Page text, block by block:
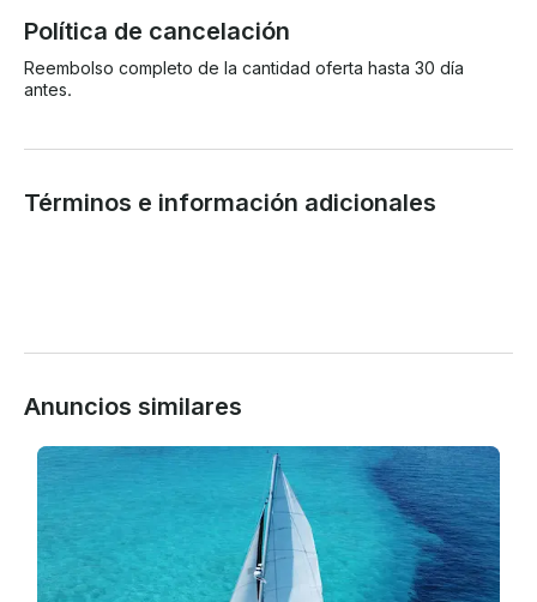
Política de cancelación
Reembolso completo de la cantidad oferta hasta 30 día
antes.
Términos e información adicionales
Anuncios similares